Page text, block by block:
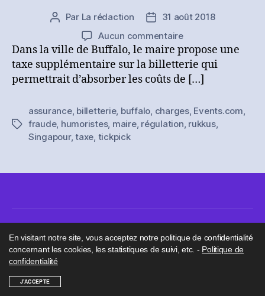
Auteur
l’article
Par La rédaction
Date
l’article
31 août 2018
Aucun commentairesur
[Brève]
Retour
sur…
l’actualité
la
billetterie
Dans la ville de Buffalo, le maire propose une
taxe supplémentaire sur la billetterie qui
permettrait d’absorber les coûts de […]
Étiquettes
assurance, billetterie, buffalo charges, Events.com
fraude, humoristes, maire, régulation rukkus,
Singapour,taxe tickpick
En visitant notre site, vous acceptez notre politique de confidentialité
concernant les cookies, les statistiques de suivi, etc. - Politique de
confidentialité
J'ACCEPTE